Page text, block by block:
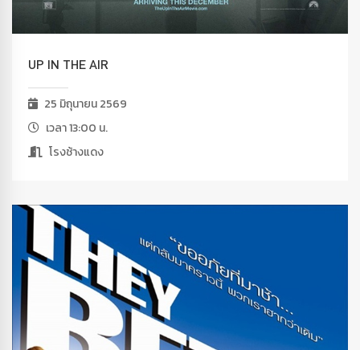
UP IN THE AIR
25 มิถุนายน 2569
เวลา 13:00 น.
โรงช้างแดง